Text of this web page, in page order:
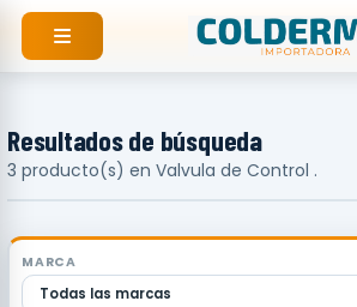
contenido
Resultados de búsqueda
3 producto(s) en Valvula de Control .
MARCA